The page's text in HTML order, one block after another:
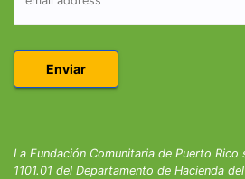
La Fundación Comunitaria de Puerto
1101.01 del Departamento de Hacienda